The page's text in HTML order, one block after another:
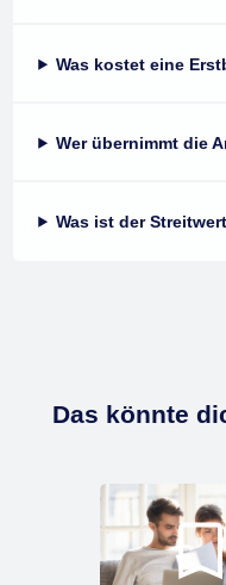
Was kostet eine
Wer übernimmt die
Was ist der
Das könnte